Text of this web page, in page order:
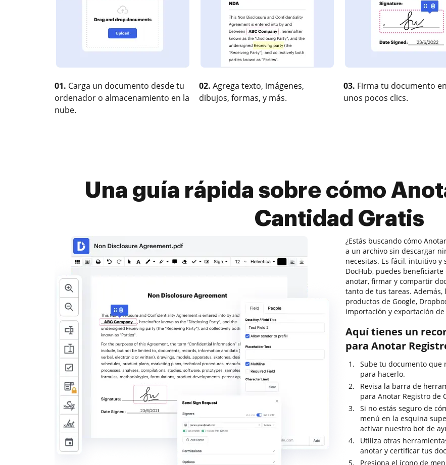
01. Carga un documento desde tu
ordenador o almacenamiento en la
nube.
02. Agrega texto, imágenes,
dibujos, formas, y más.
03. Firma tu documento
unos pocos clics.
Una guía rápida sobre cómo
Cantidad Gratis
¿Estás buscando cómo
a un archivo sin descargar
necesitas. Es fácil, intuitivo
DocHub, puedes
anotar, firmar y compartir
tanto de tus tareas.
productos de Google,
importación y exportación
Aquí tienes un
para Anotar
Sube tu documento que
para hacerlo.
Revisa la barra de
para Anotar Registro de
Si no estás seguro de
menú en la esquina
activar nuestro bot de
Utiliza otras
anotar y certificar tus
Presiona el ícono de